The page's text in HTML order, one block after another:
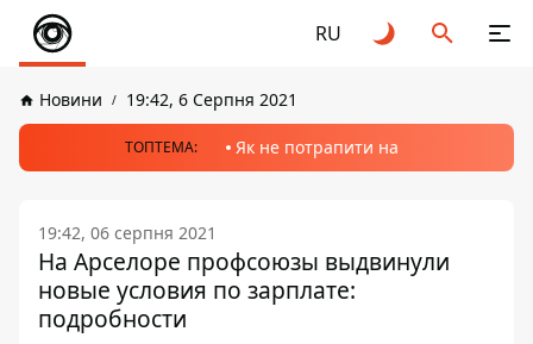
RU
Новини 19:42, 6 Серпня 2021
ТОПТЕМА: Як не потрапити на
19:42, 06 серпня 2021
На Арселоре профсоюзы выдвинули
новые условия по зарплате:
подробности